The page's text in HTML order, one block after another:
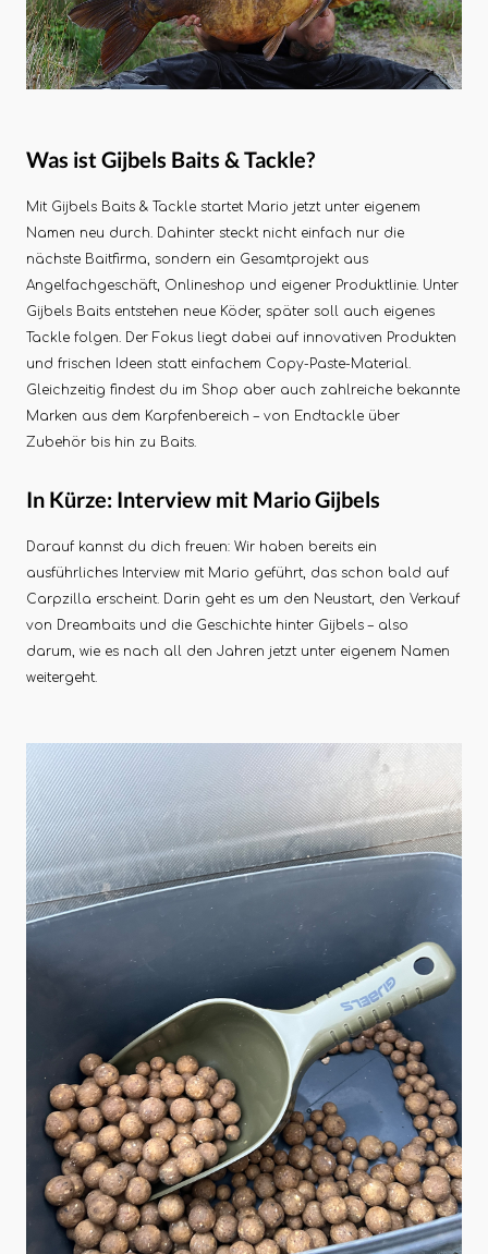
Was ist Gijbels Baits & Tackle?
Mit Gijbels Baits & Tackle startet Mario jetzt unter eigenem
Namen neu durch. Dahinter steckt nicht einfach nur die
nächste Baitfirma, sondern ein Gesamtprojekt aus
Angelfachgeschäft, Onlineshop und eigener Produktlinie. Unter
Gijbels Baits entstehen neue Köder, später soll auch eigenes
Tackle folgen. Der Fokus liegt dabei auf innovativen Produkten
und frischen Ideen statt einfachem Copy-Paste-Material.
Gleichzeitig findest du im Shop aber auch zahlreiche bekannte
Marken aus dem Karpfenbereich – von Endtackle über
Zubehör bis hin zu Baits.
In Kürze: Interview mit Mario Gijbels
Darauf kannst du dich freuen: Wir haben bereits ein
ausführliches Interview mit Mario geführt, das schon bald auf
Carpzilla erscheint. Darin geht es um den Neustart, den Verkauf
von Dreambaits und die Geschichte hinter Gijbels – also
darum, wie es nach all den Jahren jetzt unter eigenem Namen
weitergeht.